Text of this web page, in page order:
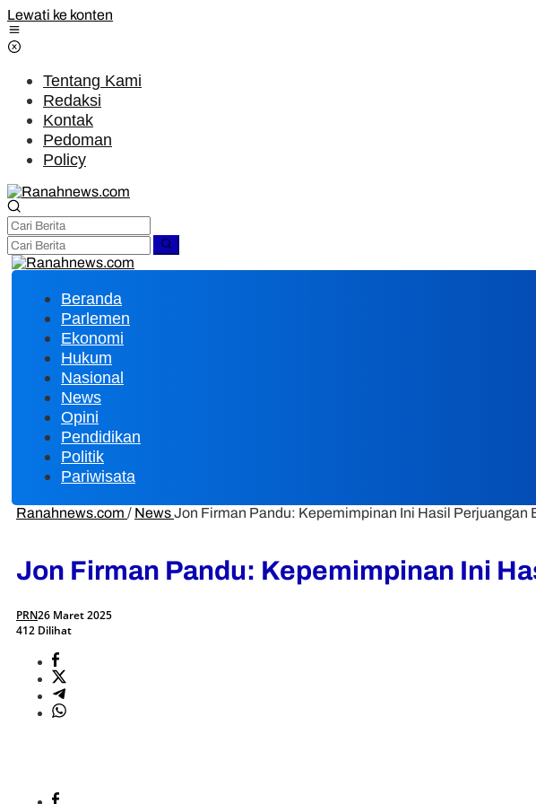
Lewati ke konten
Tentang Kami
Redaksi
Kontak
Pedoman
Policy
Beranda
Parlemen
Ekonomi
Hukum
Nasional
News
Opini
Pendidikan
Politik
Pariwisata
Ranahnews.com / NewsJon Firman Pandu: Kepemimpinan Ini Hasil Perjuangan
Jon Firman Pandu: Kepemimpinan Ini
PRN26 Maret 2025
412 Dilihat